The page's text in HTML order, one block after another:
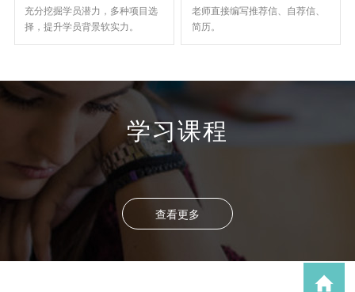
充分挖掘学员潜力，多种项目选
择，提升学员背景软实力。
老师直接编写推荐信、自荐信、
简历。
学习课程
查看更多